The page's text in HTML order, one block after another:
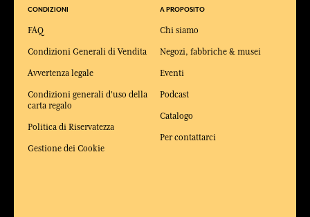
CONDIZIONI
FAQ
Condizioni Generali di Vendita
Avvertenza legale
Condizioni generali d'uso della
carta regalo
Politica di Riservatezza
Gestione dei Cookie
A PROPOSITO
Chi siamo
Negozi, fabbriche & musei
Eventi
Podcast
Catalogo
Per contattarci